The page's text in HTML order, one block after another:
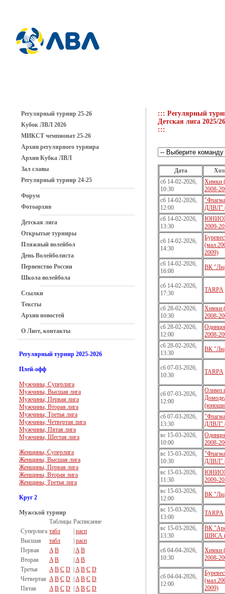
Регулярный турнир 25-26
Кубок ЛВЛ 2026
МИКСТ чемпионат 25-26
Архив регулярного турнира
Архив Кубка ЛВЛ
Зал славы
Регулярный турнир 24-25
Форум
Фотоархив
Детская лига
Открытые турниры
Пляжный волейбол
День Волейболиста
Первенство России
Школа волейбола
Ссылки
Тексты
Архив новостей
О Лиге, контакты
Регулярный турнир 2025-2026
Плей-офф
Мужчины, Суперлига
Мужчины, Высшая лига
Мужчины, Первая лига
Мужчины, Вторая лига
Мужчины, Третья лига
Мужчины, Четвертая лига
Мужчины, Пятая лига
Мужчины, Шестая лига
Женщины, Суперлига
Женщины, Высшая лига
Женщины, Первая лига
Женщины, Вторая лига
Женщины, Третья лига
Круг 2
Мужской турнир
Таблицы Расписание
Суперлига табл
расп
Высшая
табл
расп
Первая
A B A B
Вторая
A B A B
Третья
A B C D A B C D
Четвертая A B C D A B C D
Пятая
A B C D A B C D
::: Регулярный
Детская лига 2025/
:::
Дата
сб 14-02-2026,
10:30
Химки
2008-
сб 14-02-2026,
12:00
ДЛВЛ"
сб 14-02-2026,
13:30
2009-
сб 14-02-2026,
14:30
2009)
сб 14-02-2026,
16:00
ВК
сб 14-02-2026,
17:30
TARPA
сб 28-02-2026,
10:30
Химки
2008-
сб 28-02-2026,
12:00
2008-
сб 28-02-2026,
13:30
ВК
сб 07-03-2026,
10:30
TARPA
сб 07-03-2026,
12:00
Олимп
(юноши
сб 07-03-2026,
13:30
ДЛВЛ"
вс 15-03-2026,
10:00
2008-
вс 15-03-2026,
10:30
ДЛВЛ"
вс 15-03-2026,
11:30
2009-
вс 15-03-2026,
12:00
ВК
вс 15-03-2026,
13:00
TARPA
вс 15-03-2026,
13:30
ВК
ШВСА
сб 04-04-2026,
10:30
Химки
2008-
сб 04-04-2026,
12:00
2009)